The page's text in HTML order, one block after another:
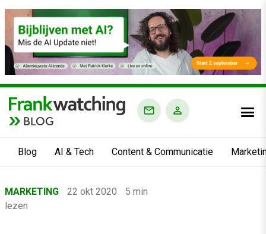
BLOG
Blog AI & Tech Content & Communicatie
›MARKETING 22 okt 2020
5 min
lezen